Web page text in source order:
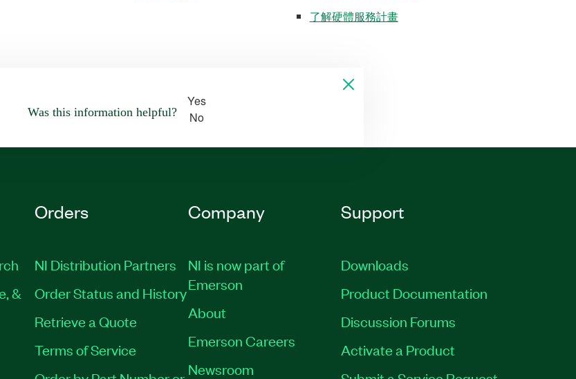
了解硬體服務計畫
Was this information helpful?
Yes
No
&
Orders
NI Distribution Partners
Order Status and History
Retrieve a Quote
Terms of Service
Company
NI is now part of
Emerson
About
Emerson Careers
Newsroom
Support
Downloads
Product Documentation
Discussion Forums
Activate a Product